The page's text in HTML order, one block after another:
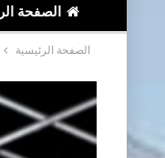
الصفحة
الصفحة الرئيسية